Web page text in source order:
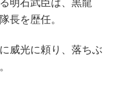
明石武臣は、黒龍
長を歴任。
威光に頼り、落ちぶ